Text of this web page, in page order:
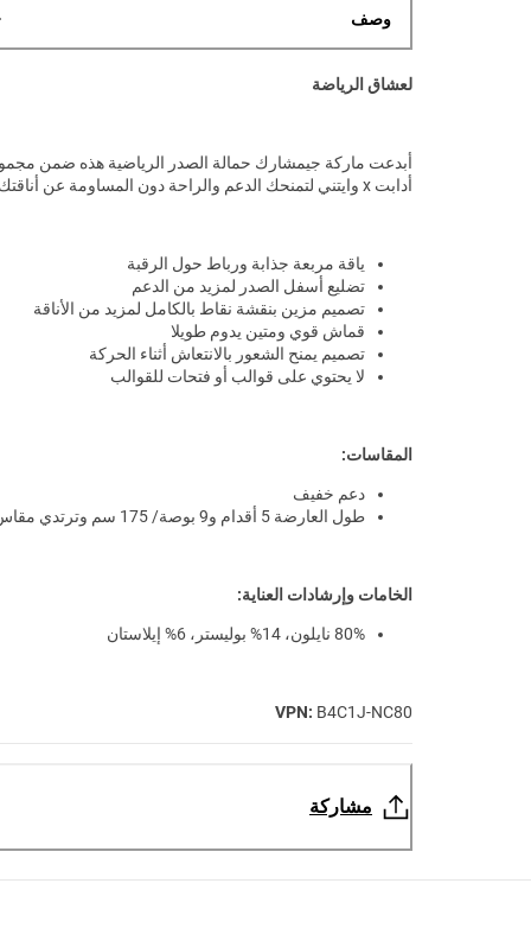
وصف
لعشاق الرياضة
أبدعت ماركة جيمشارك حمالة الصدر الرياضية هذه ضمن
أدابت x وايتني لتمنحك الدعم والراحة دون المساومة عن أناقتك.
ياقة مربعة جذابة ورباط حول الرقبة
تضليع أسفل الصدر لمزيد من الدعم
تصميم مزين بنقشة نقاط بالكامل لمزيد من الأناقة
قماش قوي ومتين يدوم طويلا
تصميم يمنح الشعور بالانتعاش أثناء الحركة
لا يحتوي على قوالب أو فتحات للقوالب
المقاسات:
دعم خفيف
طول العارضة 5 أقدام و9 بوصة/ 175 سم وترتدي مقاس XS
الخامات وإرشادات العناية:
80% نايلون، 14% بوليستر، 6% إيلاستان
VPN: B4C1J-NC80
مشاركة